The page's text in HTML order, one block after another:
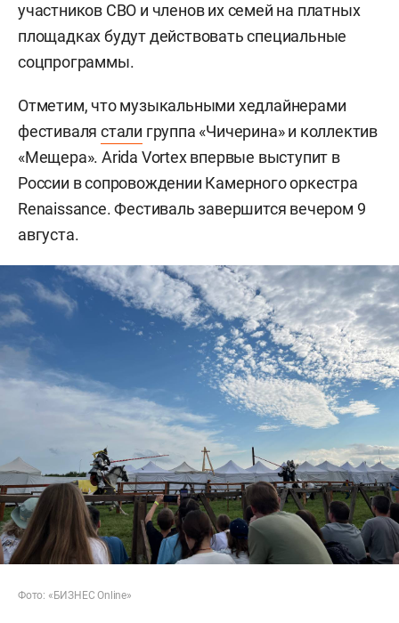
участников СВО и членов их семей на платных
площадках будут действовать специальные
соцпрограммы.
Отметим, что музыкальными хедлайнерами
фестивалястали группа «Чичерина» и коллектив
«Мещера». Arida Vortex впервые выступит в
России в сопровождении Камерного оркестра
Renaissance. Фестиваль завершится вечером 9
августа.
Фото: «БИЗНЕС Online»